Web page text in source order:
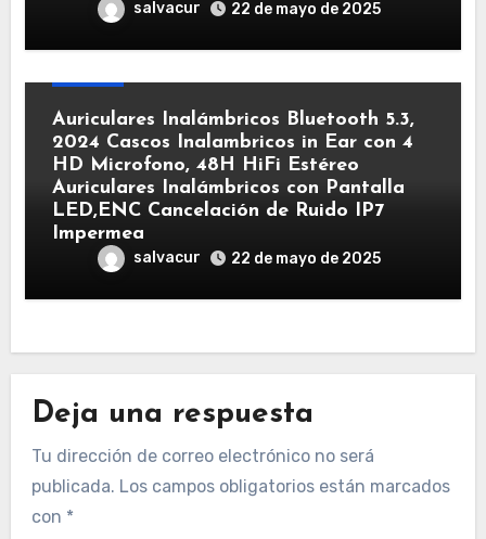
salvacur 22 de mayo de 2025
Auriculares Inalámbricos Bluetooth 5.3,
2024 Cascos Inalambricos in Ear con 4
HD Microfono, 48H HiFi Estéreo
Auriculares Inalámbricos con Pantalla
LED,ENC Cancelación de Ruido IP7
Impermea
salvacur 22 de mayo de 2025
Deja una respuesta
Tu dirección de correo electrónico no será
publicada. Los campos obligatorios están marcados
con *